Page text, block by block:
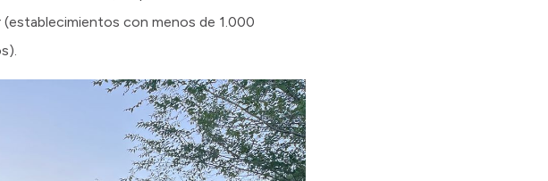
con menos de 1.000